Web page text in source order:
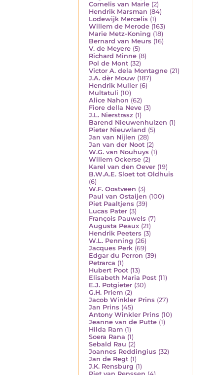
Cornelis van Marle (2)
Hendrik Marsman (84)
Lodewijk Mercelis (1)
Willem de Merode (163)
Marie Metz-Koning (18)
Bernard van Meurs (16)
V. de Meyere (5)
Richard Minne (8)
Pol de Mont (32)
Victor A. dela Montagne (21)
J.A. dèr Mouw (187)
Hendrik Muller (6)
Multatuli (10)
Alice Nahon (62)
Fiore della Neve (3)
J.L. Nierstrasz (1)
Barend Nieuwenhuizen (1)
Pieter Nieuwland (5)
Jan van Nijlen (28)
Jan van der Noot (2)
W.G. van Nouhuys (1)
Willem Ockerse (2)
Karel van den Oever (19)
B.W.A.E. Sloet tot Oldhuis
(6)
W.F. Oostveen (3)
Paul van Ostaijen (100)
Piet Paaltjens (39)
Lucas Pater (3)
François Pauwels (7)
Augusta Peaux (21)
Hendrik Peeters (3)
W.L. Penning (26)
Jacques Perk (69)
Edgar du Perron (39)
Petrarca (1)
Hubert Poot (13)
Elisabeth Maria Post (11)
E.J. Potgieter (30)
G.H. Priem (2)
Jacob Winkler Prins (27)
Jan Prins (45)
Antony Winkler Prins (10)
Jeanne van de Putte (1)
Hilda Ram (1)
Soera Rana (1)
Sebald Rau (2)
Joannes Reddingius (32)
Jan de Regt (1)
J.K. Rensburg (1)